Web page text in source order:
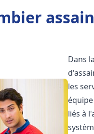
Dans
les
liés à